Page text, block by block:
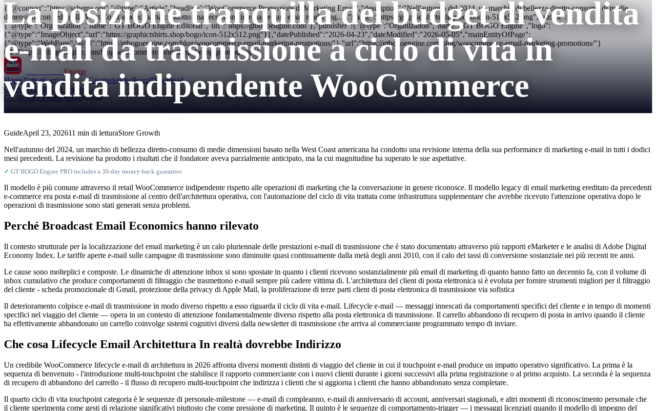
{"@context":"https://schema.org","@type":"Article","headline":"WooCommerce Promozioni di Marketing Email","description":"Nell'autunno del 2024, un marchio di bellezza diretto-consumo di medie
dimensioni con sede nella West Coast americana ha condotto una recensione interna del suo email marketing...","image":"https://graphictshirts.shop/bogo/icon-512x512.png","author":
{"@type":"Organization","name":"GT BOGO Engine Editorial","url":"https://gtbogoengine.com"},"publisher":{"@type":"Organization","name":"GT BOGO Engine","logo":
{"@type":"ImageObject","url":"https://graphictshirts.shop/bogo/icon-512x512.png"}},"datePublished":"2026-04-23","dateModified":"2026-05-05","mainEntityOfPage":
{"@type":"WebPage","@id":"https://gtbogoengine.com/blog/woocommerce-email-marketing-promotions/"},"url":"https://gtbogoengine.com/blog/woocommerce-email-marketing-promotions/"}
url":"https://gtbogoengine.com/blog/woocommerce-email-marketing-promotions/"}
Engine
HomeTutti gli articoli CaratteristichePrezziDownload
Ottieni GT BOGO Engine →
GT BOGO Engine›Blog›Guide
La posizione tranquilla del budget di vendita
e-mail da trasmissione a ciclo di vita in
vendita indipendente WooCommerce
GuideApril 23, 202611 min di letturaStore Growth
Nell'autunno del 2024, un marchio di bellezza diretto-consumo di medie dimensioni basato nella West Coast americana ha condotto una revisione interna della sua performance di marketing e-mail in tutti i dodici
mesi precedenti. La revisione ha prodotto i risultati che il fondatore aveva parzialmente anticipato, ma la cui magnitudine ha superato le sue aspettative.
✓ GT BOGO Engine PRO includes a 30-day money-back guarantee.
Il modello è più comune attraverso il retail WooCommerce indipendente rispetto alle operazioni di marketing che la conversazione in genere riconosce. Il modello legacy di email marketing ereditato da precedenti
e-commerce era posta e-mail di trasmissione al centro dell'architettura operativa, con l'automazione del ciclo di vita trattata come infrastruttura supplementare che avrebbe ricevuto l'attenzione operativa dopo le
operazioni di trasmissione sono stati generati senza problemi.
Perché Broadcast Email Economics hanno rilevato
Il contesto strutturale per la localizzazione del email marketing è un calo pluriennale delle prestazioni e-mail di trasmissione che è stato documentato attraverso più rapporti eMarketer e le analisi di Adobe Digital
Economy Index. Le tariffe aperte e-mail sulle campagne di trasmissione sono diminuite quasi continuamente dalla metà degli anni 2010, con il calo dei tassi di conversione sostanziale nei più recenti tre anni.
Le cause sono molteplici e composte. Le dinamiche di attenzione inbox si sono spostate in quanto i clienti ricevono sostanzialmente più email di marketing di quanto hanno fatto un decennio fa, con il volume di
inbox cumulativo che produce comportamenti di filtraggio che trasmettono e-mail sempre più cadere vittima di. L'architettura del client di posta elettronica si è evoluta per fornire strumenti migliori per il filtraggio
del cliente - scheda promozionale di Gmail, protezione della privacy di Apple Mail, la proliferazione di terze parti client di posta elettronica di trasmissione via sofistica
Il deterioramento colpisce e-mail di trasmissione in modo diverso rispetto a esso riguarda il ciclo di vita e-mail. Lifecycle e-mail — messaggi innescati da comportamenti specifici del cliente e in tempo di momenti
specifici nel viaggio del cliente — opera in un contesto di attenzione fondamentalmente diverso rispetto alla posta elettronica di trasmissione. Il carrello abbandono di recupero di posta in arrivo quando il cliente
ha effettivamente abbandonato un carrello coinvolge sistemi cognitivi diversi dalla newsletter di trasmissione che arriva al commerciante programmato tempo di inviare.
Che cosa Lifecycle Email Architettura In realtà dovrebbe Indirizzo
Un credibile WooCommerce lifecycle e-mail di architettura in 2026 affronta diversi momenti distinti di viaggio del cliente in cui il touchpoint e-mail produce un impatto operativo significativo. La prima è la
sequenza di benvenuto - l'introduzione multi-touchpoint che stabilisce il rapporto commerciante con i nuovi clienti durante i giorni successivi alla prima registrazione o al primo acquisto. La seconda è la sequenza
di recupero di abbandono del carrello - il flusso di recupero multi-touchpoint che indirizza i clienti che si aggiorna i clienti che hanno abbandonato senza completare.
Il quarto ciclo di vita touchpoint categoria è le sequenze di personale-milestone — e-mail di compleanno, e-mail di anniversario di account, anniversari stagionali, e altri momenti di riconoscimento personale che
il cliente sperimenta come gesti di relazione significativi piuttosto che come pressione di marketing. Il quinto è le sequenze di comportamento-trigger — i messaggi licenziati quando il modello di impegno del